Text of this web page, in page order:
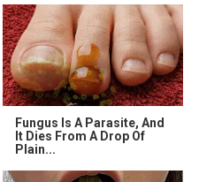
Fungus Is A Parasite, And
It Dies From A Drop Of
Plain...